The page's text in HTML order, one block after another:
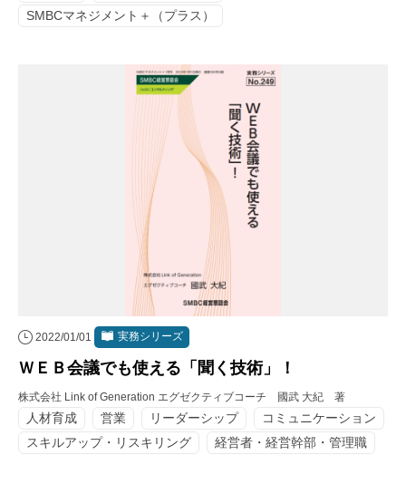
SMBCマネジメント＋（プラス）
2022/01/01 実務シリーズ
ＷＥＢ会議でも使える「聞く技術」！
株式会社 Link of Generation エグゼクティブコーチ 國武 大紀 著
人材育成 営業 リーダーシップ
コミュニケーション
スキルアップ・リスキリング
経営者・経営幹部・管理職